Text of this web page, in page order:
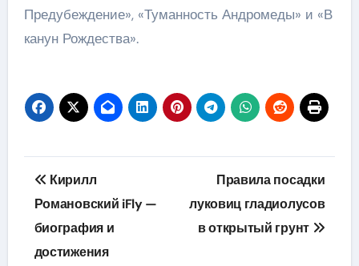
Предубеждение», «Туманность Андромеды» и «В
канун Рождества».
Навигация
по
записям
Кирилл
Романовский iFly —
биография и
достижения
Правила посадки
луковиц гладиолусов
в открытый грунт